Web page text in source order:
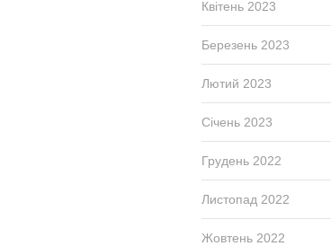
Квітень 2023
Березень 2023
Лютий 2023
Січень 2023
Грудень 2022
Листопад 2022
Жовтень 2022